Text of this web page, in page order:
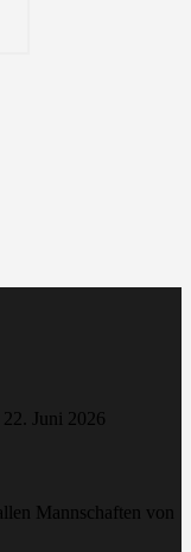
22. Juni 2026
Mannschaften von